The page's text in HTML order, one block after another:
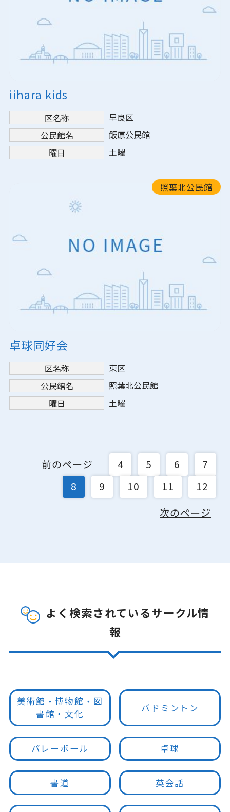
iihara kids
区名称
早良区
公民館名
飯原公民館
曜日
土曜
照葉北公民館
卓球同好会
区名称
東区
公民館名
照葉北公民館
曜日
土曜
前のページ 4 5 6
7
8
9 10 11
12
次のページ
よく検索されているサークル情
報
美術館・博物館・図
書館・文化
バドミントン
バレーボール 卓球
書道 英会話